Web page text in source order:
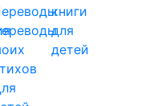
книги
для
детей